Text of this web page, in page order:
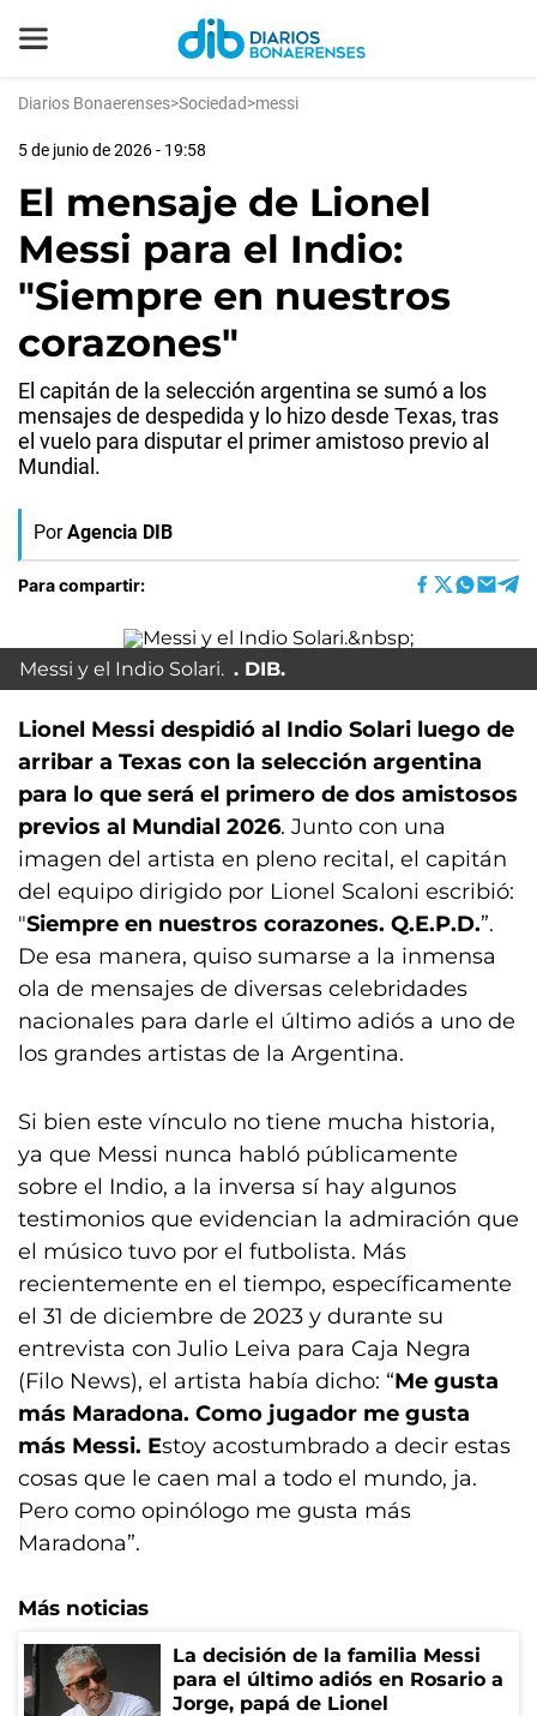
Diarios Bonaerenses>Sociedad>messi
5 de junio de 2026 - 19:58
El mensaje de Lionel
Messi para el Indio:
"Siempre en nuestros
corazones"
El capitán de la selección argentina se sumó a los
mensajes de despedida y lo hizo desde Texas, tras
el vuelo para disputar el primer amistoso previo al
Mundial.
Por Agencia DIB
Para compartir:
Messi y el Indio Solari. DIB.
Lionel Messi despidió al Indio Solari luego de
arribar a Texas con la selección argentina
para lo que será el primero de dos amistosos
previos al Mundial 2026. Junto con una
imagen del artista en pleno recital, el capitán
del equipo dirigido por Lionel Scaloni escribió:
"Siempre en nuestros corazones. Q.E.P.D.”.
De esa manera, quiso sumarse a la inmensa
ola de mensajes de diversas celebridades
nacionales para darle el último adiós a uno de
los grandes artistas de la Argentina.
Si bien este vínculo no tiene mucha historia,
ya que Messi nunca habló públicamente
sobre el Indio, a la inversa sí hay algunos
testimonios que evidencian la admiración que
el músico tuvo por el futbolista. Más
recientemente en el tiempo, específicamente
el 31 de diciembre de 2023 y durante su
entrevista con Julio Leiva para Caja Negra
(Filo News), el artista había dicho: “Me gusta
más Maradona. Como jugador me gusta
más Messi. Estoy acostumbrado a decir estas
cosas que le caen mal a todo el mundo, ja.
Pero como opinólogo me gusta más
Maradona”.
Más noticias
La decisión de la familia Messi
para el último adiós en Rosario a
Jorge, papá de Lionel